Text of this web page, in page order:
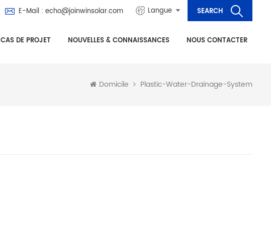
Langue
E-Mail : echo@joinwinsolar.com
CAS DE PROJET NOUVELLES & CONNAISSANCES NOUS CONTACTER
Domicile Plastic-Water-Drainage-System